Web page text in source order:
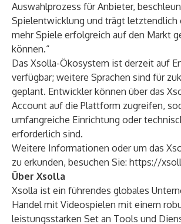
Auswahlprozess für Anbieter,
Spielentwicklung und trägt letztendlich
mehr Spiele erfolgreich auf den Markt
können.“
Das Xsolla-Ökosystem ist derzeit auf
verfügbar; weitere Sprachen sind für
geplant. Entwickler können über das
Account auf die Plattform zugreifen,
umfangreiche Einrichtung oder
erforderlich sind.
Weitere Informationen oder um das
zu erkunden, besuchen Sie: https://
Über Xsolla
Xsolla ist ein führendes globales
Handel mit Videospielen mit einem
leistungsstarken Set an Tools und